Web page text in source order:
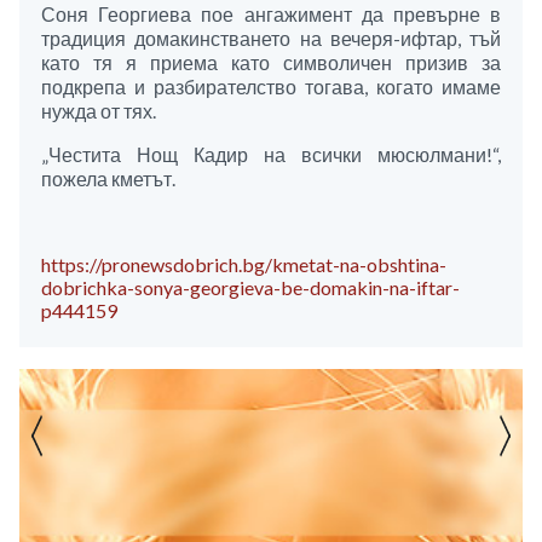
Соня Георгиева пое ангажимент да превърне в
традиция домакинстването на вечеря-ифтар, тъй
като тя я приема като символичен призив за
подкрепа и разбирателство тогава, когато имаме
нужда от тях.
„Честита Нощ Кадир на всички мюсюлмани!“,
пожела кметът.
https://pronewsdobrich.bg/kmetat-na-obshtina-
dobrichka-sonya-georgieva-be-domakin-na-iftar-
p444159